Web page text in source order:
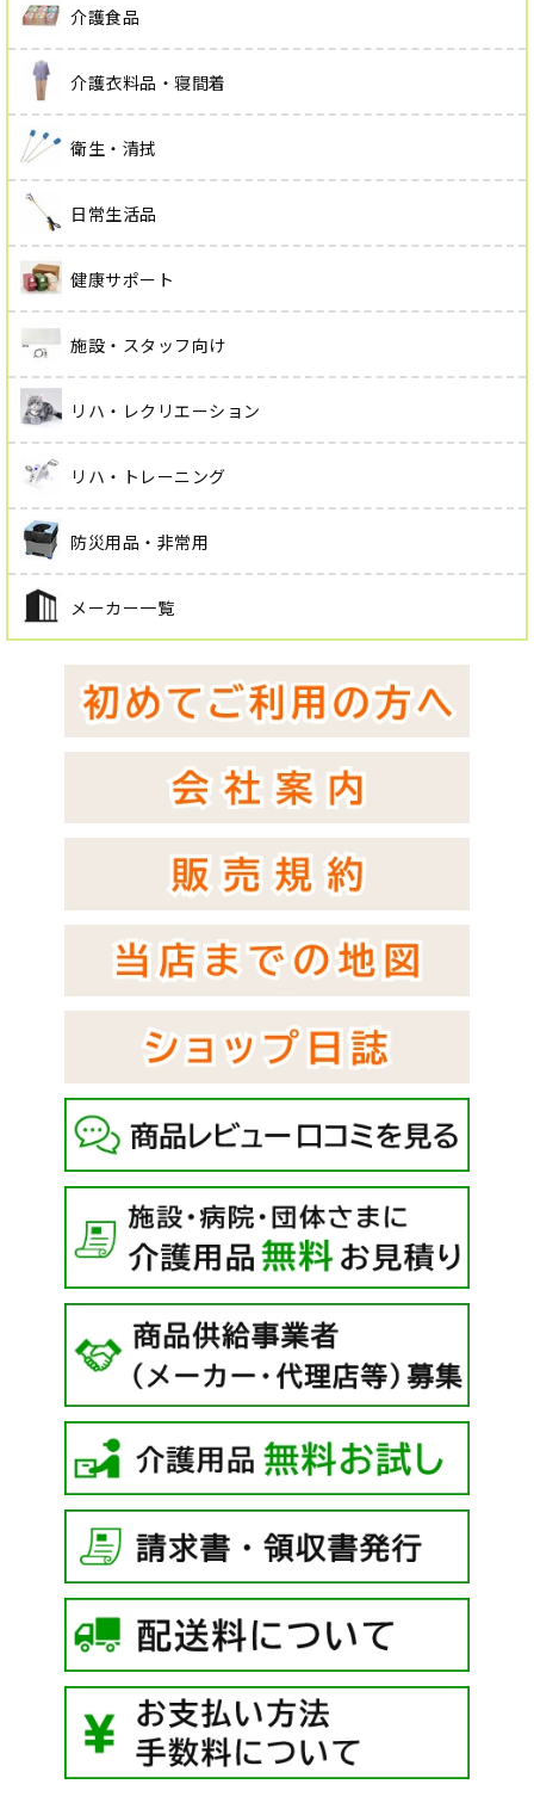
介護食品
介護衣料品・寝間着
衛生・清拭
日常生活品
健康サポート
施設・スタッフ向け
リハ・レクリエーション
リハ・トレーニング
防災用品・非常用
メーカー一覧